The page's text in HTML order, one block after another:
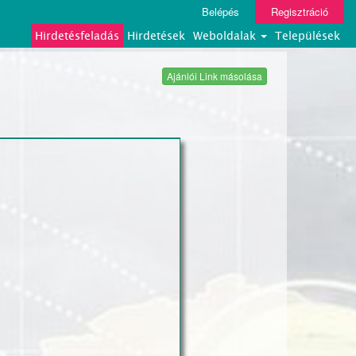
Belépés Regisztráció
Hirdetésfeladás Hirdetések Weboldalak Települések
Ajánlói Link másolása